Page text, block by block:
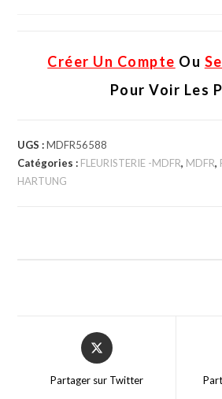
Créer Un Compte Ou
Pour Voir Les
UGS :MDFR56588
Catégories : FLEURISTERIE -MDFR, MDFR,
HARTUNG
Partager sur Twitter